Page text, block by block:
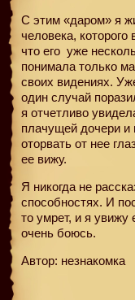
С этим «даром» я
человека,
что его уже
понимала только
своих видениях.
один случай
я отчетливо
плачущей дочери и
оторвать от нее
ее вижу.
Я никогда не
способностях. И
то умрет, и я увижу
очень боюсь.
Автор: незнакомка